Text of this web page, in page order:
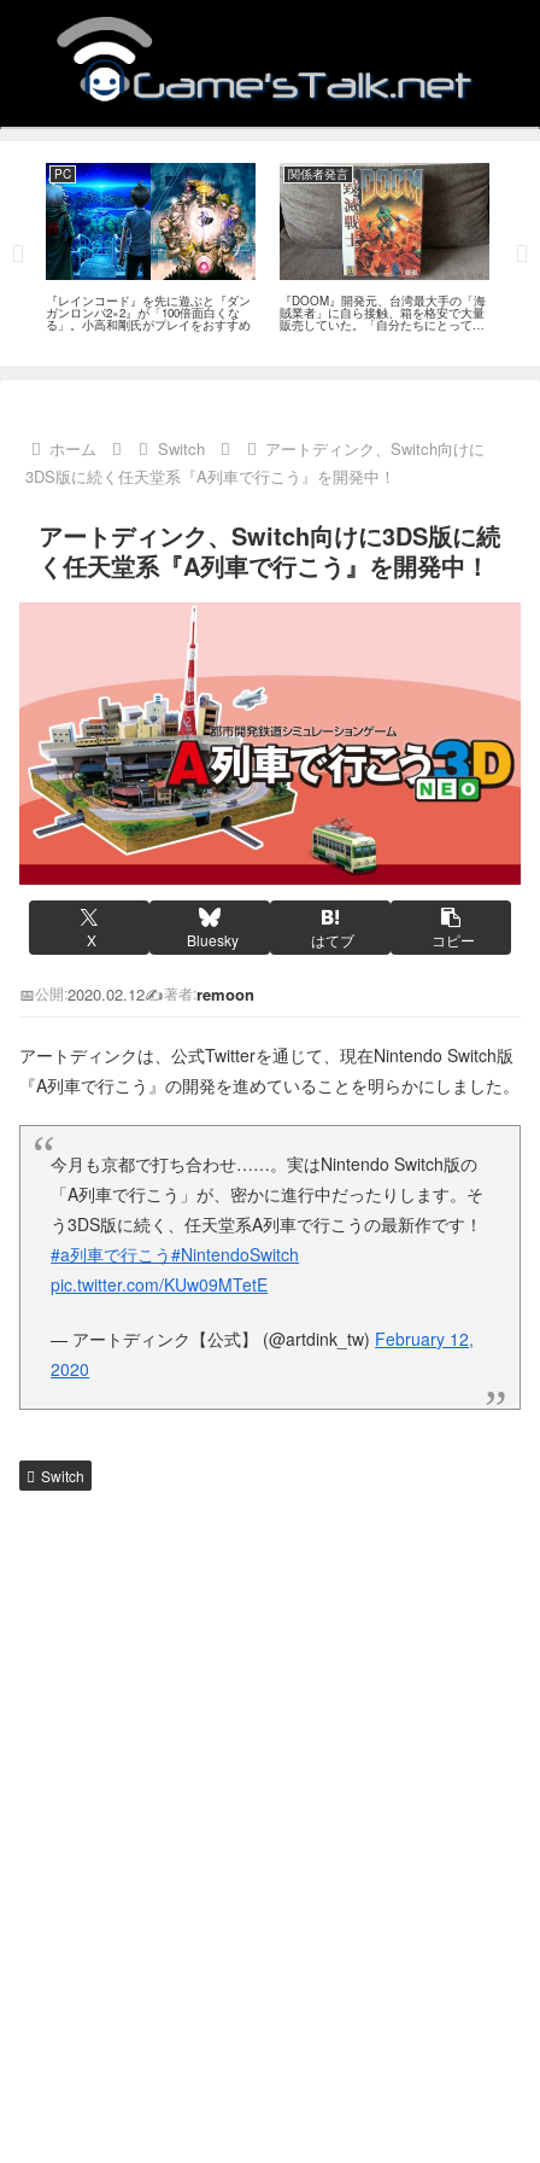
PC
『レインコード』を先に遊ぶと『ダン
ガンロンパ2×2』が「100倍面白くな
る」。小高和剛氏がプレイをおすすめ
関係者発言
『DOOM』開発元、台湾最大手の「海
賊業者」に自ら接触、箱を格安で大量
販売していた。「自分たちにとっては
流通だった」
ホーム Switch
アートディンク、Switch向けに
3DS版に続く任天堂系『A列車で行こう』を開発中！
アートディンク、Switch向けに3DS版に続
く任天堂系『A列車で行こう』を開発中！
X Bluesky はてブ コピー
📅公開:2020.02.12✍️著者:remoon
アートディンクは、公式Twitterを通じて、現在Nintendo Switch版
『A列車で行こう』の開発を進めていることを明らかにしました。
今月も京都で打ち合わせ……。実はNintendo Switch版の
「A列車で行こう」が、密かに進行中だったりします。そ
う3DS版に続く、任天堂系A列車で行こうの最新作です！
#a列車で行こう#NintendoSwitch
pic.twitter.com/KUw09MTetE
— アートディンク【公式】 (@artdink_tw) February 12,
2020
Switch